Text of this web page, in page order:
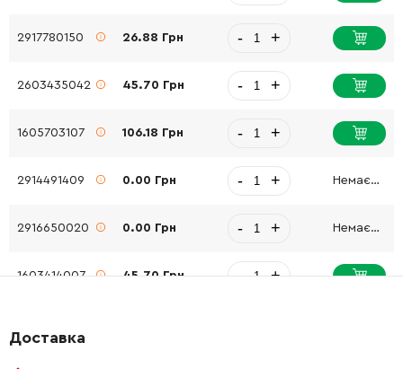
2917780150 26.88 Грн - +
2603435042 45.70 Грн - +
1605703107 106.18 Грн - +
2914491409 0.00 Грн - + Немає в наявності
2916650020 0.00 Грн - + Немає в наявності
1603414007 45.70 Грн - +
Доставка